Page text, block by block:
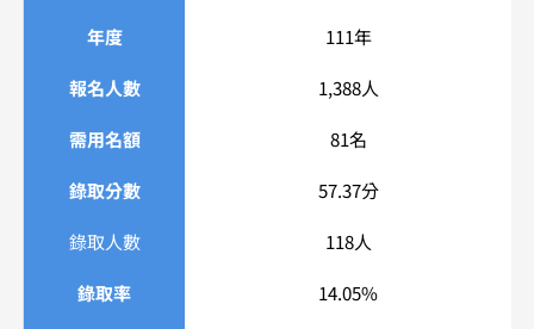
年度 111年
報名人數 1,388人
需用名額 81名
錄取分數 57.37分
錄取人數 118人
錄取率 14.05%